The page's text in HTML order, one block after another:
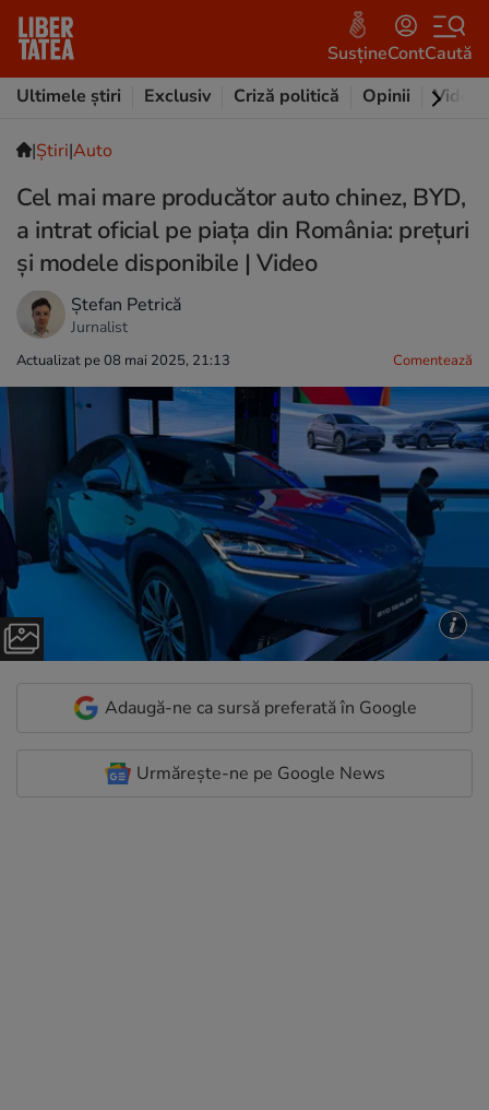
SusțineContCaută
Ultimele știri
Exclusiv Criză politică Opinii Video
|Ştiri|Auto
Cel mai mare producător auto chinez, BYD,
a intrat oficial pe piața din România: prețuri
și modele disponibile | Video
Ștefan Petrică
Jurnalist
Actualizat pe 08 mai 2025, 21:13 Comentează
Adaugă-ne ca sursă preferată în Google
Urmărește-ne pe Google News